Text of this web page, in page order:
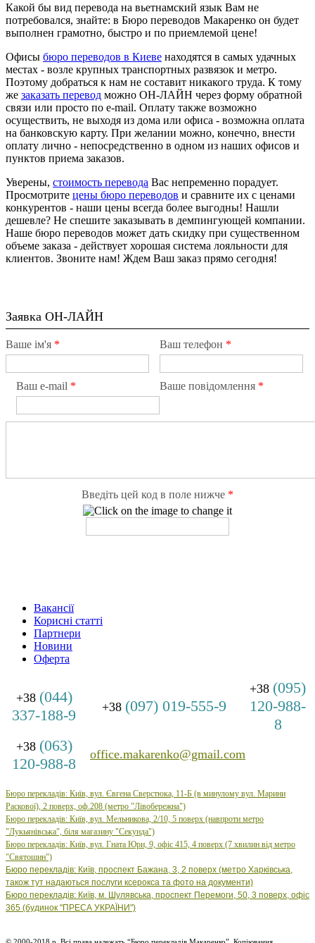
Какой бы вид перевода на вьетнамский язык Вам не
потребовался, знайте: в Бюро переводов Макаренко он будет
выполнен грамотно, быстро и по приемлемой цене!
Офисы бюро переводов в Киеве находятся в самых удачных
местах - возле крупных транспортных развязок и метро.
Поэтому добраться к нам не составит никакого труда. К тому
же заказать перевод можно ОН-ЛАЙН через форму обратной
связи или просто по e-mail. Оплату также возможно
осуществить, не выходя из дома или офиса - возможна оплата
на банковскую карту. При желании можно, конечно, внести
оплату лично - непосредственно в одном из наших офисов и
пунктов приема заказов.
Уверены, стоимость перевода Вас непременно порадует.
Просмотрите цены бюро переводов и сравните их с ценами
конкурентов - наши цены всегда более выгодны! Нашли
дешевле? Не спешите заказывать в демпингующей компании.
Наше бюро переводов может дать скидку при существенном
объеме заказа - действует хорошая система лояльности для
клиентов. Звоните нам! Ждем Ваш заказ прямо сегодня!
Заявка ОН-ЛАЙН
Ваше ім'я * Ваш телефон *
Ваш e-mail * Ваше повідомлення *
Введіть цей код в поле нижче *
Вакансії
Корисні статті
Партнери
Новини
Оферта
+38 (044)
337-188-9
+38 (097) 019-555-9
+38 (095)
120-988-
8
+38 (063)
120-988-8
office.makarenko@gmail.com
Бюро перекладів: Київ, вул. Євгена Сверстюка, 11-Б (в минулому вул. Марини
Раскової), 2 поверх, оф.208 (метро "Лівобережна")
Бюро перекладів: Київ, вул. Мельникова, 2/10, 5 поверх (навпроти метро
"Лукьянівська", біля магазину "Секунда")
Бюро перекладів: Київ, вул. Гната Юри, 9, офіс 415, 4 поверх (7 хвилин від метро
"Святошин")
Бюро перекладів: Київ, проспект Бажана, 3, 2 поверх (метро Харківська,
також тут надаються послуги ксерокса та фото на документи)
Бюро перекладів: Київ, м. Шулявська, проспект Перемоги, 50, 3 поверх, офіс
365 (будинок "ПРЕСА УКРАЇНИ")
© 2000-2018 р. Всі права належать “Бюро перекладів Макаренко”. Копіювання